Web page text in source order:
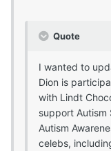
Quote
I wanted to
Dion is
with Lindt
support Autism
Autism
celebs,